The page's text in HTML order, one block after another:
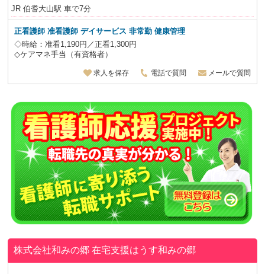
JR 伯耆大山駅 車で7分
正看護師 准看護師デイサービス 非常勤 健康管理
◇時給：准看1,190円／正看1,300円
◇ケアマネ手当（有資格者）
求人を保存 電話で質問 メールで質問
株式会社和みの郷在宅支援はうす和みの郷